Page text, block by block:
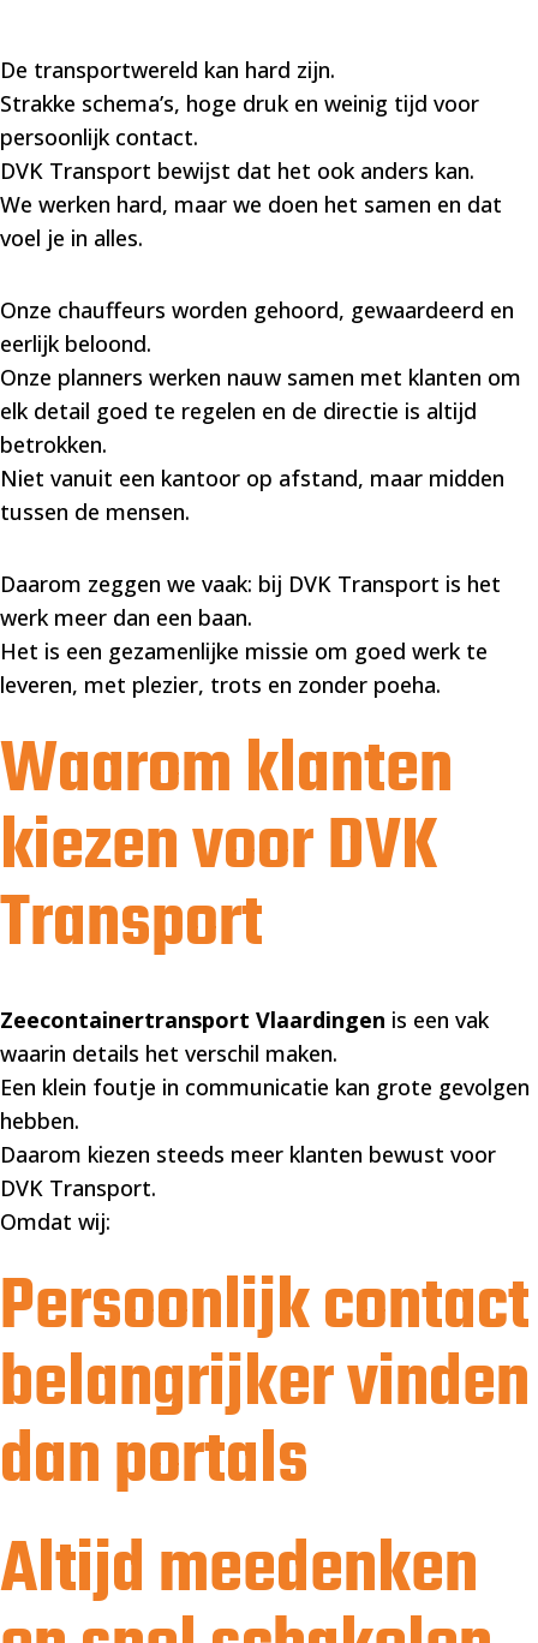
De transportwereld kan hard zijn.
Strakke schema’s, hoge druk en weinig tijd voor
persoonlijk contact.
DVK Transport bewijst dat het ook anders kan.
We werken hard, maar we doen het samen en dat
voel je in alles.
Onze chauffeurs worden gehoord, gewaardeerd en
eerlijk beloond.
Onze planners werken nauw samen met klanten om
elk detail goed te regelen en de directie is altijd
betrokken.
Niet vanuit een kantoor op afstand, maar midden
tussen de mensen.
Daarom zeggen we vaak: bij DVK Transport is het
werk meer dan een baan.
Het is een gezamenlijke missie om goed werk te
leveren, met plezier, trots en zonder poeha.
Waarom klanten
kiezen voor DVK
Transport
Zeecontainertransport Vlaardingen is een vak
waarin details het verschil maken.
Een klein foutje in communicatie kan grote gevolgen
hebben.
Daarom kiezen steeds meer klanten bewust voor
DVK Transport.
Omdat wij:
Persoonlijk contact
belangrijker vinden
dan portals
Altijd meedenken